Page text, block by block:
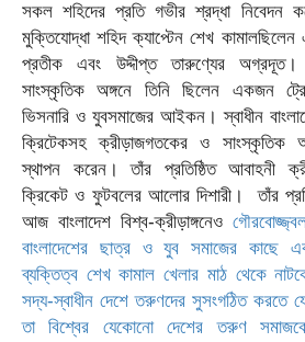
সকল শহিদের প্রতিগভীর শ্রদ্ধা নিবেদন
মুক্তিযোদ্ধাশহিদক্যাপ্টেন শেখ কামালছিলেন
প্রতীক
এবং উদ্দীপ্ত তারুণ্যের অগ্রদূত।
সাংস্কৃতিক অঙ্গনে তিনিছিলেন একজন
ভিসনারি ও যুবসমাজের আইকন।স্বাধীন
ক্রিটেকসহ ক্রীড়াজগতকের ও সাংস্কৃতিক
স্থাপন করেন। তাঁর প্রতিষ্ঠিতআবাহনী
ক্রিকেট ও ফুটবলের আলোর দিশারী।তাঁর
আজ বাংলাদেশ বিশ্ব-ক্রীড়াঙ্গনেও
বাংলাদেশের ছাত্র ও যুব সমাজের কাছে
ব্যক্তিত্ব শেখ কামাল খেলার মাঠ থেকে
সদ্য-স্বাধীন দেশে তরুণদের সুসংগঠিত করতে
তা বিশ্বের যেকোনো দেশের তরুণ